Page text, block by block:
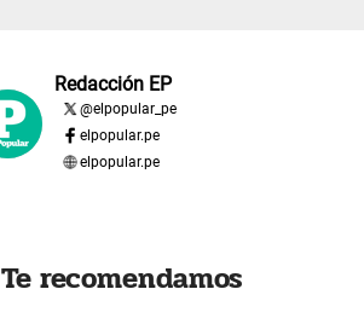
Redacción EP
@elpopular_pe
elpopular.pe
elpopular.pe
Te recomendamos